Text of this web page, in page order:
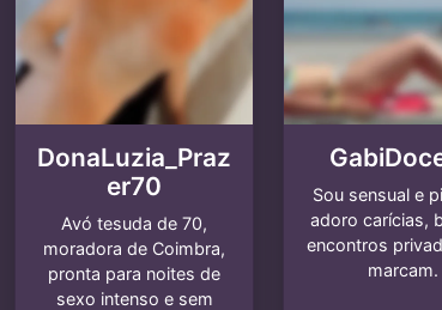
DonaLuzia_Praz
er70
Avó tesuda de 70,
moradora de Coimbra,
pronta para noites de
sexo intenso e sem
Sou sensual e
adoro carícias,
encontros
marcam.